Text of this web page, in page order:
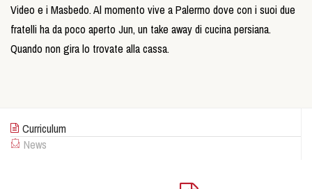
Video e i Masbedo. Al momento vive a Palermo dove con i suoi due
fratelli ha da poco aperto Jun, un take away di cucina persiana.
Quando non gira lo trovate alla cassa.
Curriculum
News